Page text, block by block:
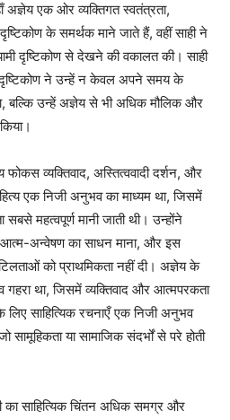
एक ओर व्यक्तिगत स्वतंत्रता,
के समर्थक माने जाते हैं, वहीं साही ने
दृष्टिकोण से देखने की वकालत की। साही
ने उन्हें न केवल अपने समय के
बल्कि उन्हें अज्ञेय से भी अधिक मौलिक और
व्यक्तिवाद, अस्तित्ववादी दर्शन, और
एक निजी अनुभव का माध्यम था, जिसमें
महत्वपूर्ण मानी जाती थी। उन्होंने
अन्वेषण का साधन माना, और इस
को प्राथमिकता नहीं दी। अज्ञेय के
गहरा था, जिसमें व्यक्तिवाद और आत्मपरकता
लिए साहित्यिक रचनाएँ एक निजी अनुभव
या सामाजिक संदर्भों से परे होती
का साहित्यिक चिंतन अधिक समग्र और